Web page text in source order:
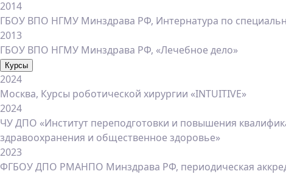
2014
ГБОУ ВПО НГМУ Минздрава РФ, Интернатура по
2013
ГБОУ ВПО НГМУ Минздрава РФ, «Лечебное дело»
Курсы
2024
Москва, Курсы роботической хирургии «INTUITIVE»
2024
ЧУ ДПО «Институт переподготовки и повышения
здравоохранения и общественное здоровье»
2023
ФГБОУ ДПО РМАНПО Минздрава РФ, периодическая